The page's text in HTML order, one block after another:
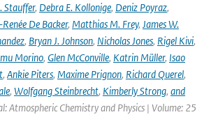
Stauffer, Debra E. Kollonige, Deniz Poyraz,
De Backer, Matthias M. Frey, James W.
, Bryan J. Johnson, Nicholas Jones, Rigel Kivi,
Morino, Glen McConville, Katrin Müller, Isao
, Ankie Piters, Maxime Prignon, Richard Querel,
, Wolfgang Steinbrecht, Kimberly Strong, and
Atmospheric Chemistry and Physics | Volume: 25